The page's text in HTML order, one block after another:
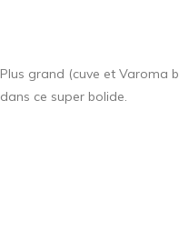
Plus grand (cuve et Varoma
dans ce super bolide.